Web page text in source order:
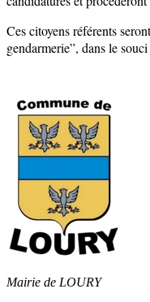
Ces citoyens référents
gendarmerie”, dans le
Mairie de LOURY